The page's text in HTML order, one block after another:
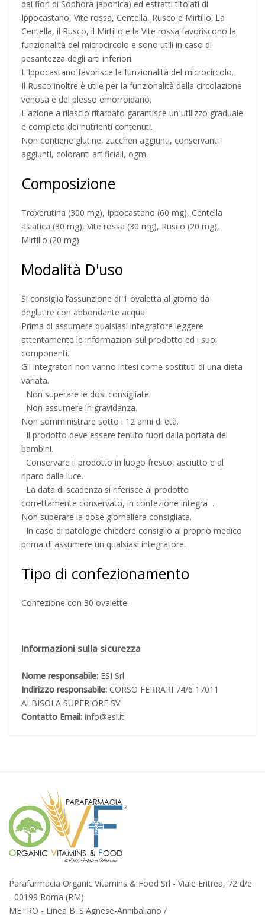
dai fiori di Sophora japonica) ed estratti titolati di
Ippocastano, Vite rossa, Centella, Rusco e Mirtillo. La
Centella, il Rusco, il Mirtillo e la Vite rossa favoriscono la
funzionalità del microcircolo e sono utili in caso di
pesantezza degli arti inferiori.
L'Ippocastano favorisce la funzionalità del microcircolo.
Il Rusco inoltre è utile per la funzionalità della circolazione
venosa e del plesso emorroidario.
L'azione a rilascio ritardato garantisce un utilizzo graduale
e completo dei nutrienti contenuti.
Non contiene glutine, zuccheri aggiunti, conservanti
aggiunti, coloranti artificiali, ogm.
Composizione
Troxerutina (300 mg), Ippocastano (60 mg), Centella
asiatica (30 mg), Vite rossa (30 mg), Rusco (20 mg),
Mirtillo (20 mg).
Modalità D'uso
Si consiglia l’assunzione di 1 ovaletta al giorno da
deglutire con abbondante acqua.
Prima di assumere qualsiasi integratore leggere
attentamente le informazioni sul prodotto ed i suoi
componenti.
Gli integratori non vanno intesi come sostituti di una dieta
variata.
Non superare le dosi consigliate.
Non assumere in gravidanza.
Non somministrare sotto i 12 anni di età.
Il prodotto deve essere tenuto fuori dalla portata dei
bambini.
Conservare il prodotto in luogo fresco, asciutto e al
riparo dalla luce.
La data di scadenza si riferisce al prodotto
correttamente conservato, in confezione integra .
Non superare la dose giornaliera consigliata.
In caso di patologie chiedere consiglio al proprio medico
prima di assumere un qualsiasi integratore.
Tipo di confezionamento
Confezione con 30 ovalette.
Informazioni sulla sicurezza
Nome responsabile: ESI Srl
Indirizzo responsabile: CORSO FERRARI 74/6 17011
ALBISOLA SUPERIORE SV
Contatto Email: info@esi.it
Parafarmacia Organic Vitamins & Food Srl - Viale Eritrea, 72 d/e
- 00199 Roma (RM)
METRO - Linea B: S.Agnese-Annibaliano /